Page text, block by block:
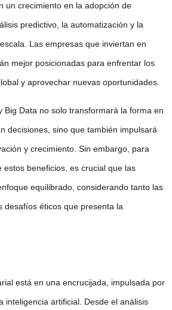
un crecimiento en la adopción de
predictivo, la automatización y la
Las empresas que inviertan en
mejor posicionadas para enfrentar los
y aprovechar nuevas oportunidades.
Big Data no solo transformará la forma en
decisiones, sino que también impulsará
y crecimiento. Sin embargo, para
estos beneficios, es crucial que las
equilibrado, considerando tanto las
desafíos éticos que presenta la
está en una encrucijada, impulsada por
inteligencia artificial. Desde el análisis